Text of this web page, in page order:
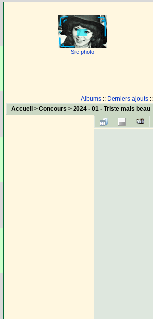
Site photo
Albums :: Derniers ajouts ::
Accueil >Concours >2024 - 01 - Triste mais beau